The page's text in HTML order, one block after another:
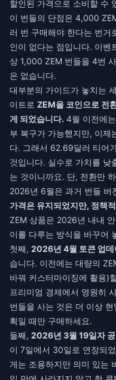
할인된 가격으로 소비할 수
이 번들의 단점은 4,000
러 번 구매해야 한다는 번거
인이 없다는 점입니다. 이벤
상 1,000 ZEM 번들을 4번
은 없습니다.
대부분의 가이드가 놓치는
이트로 ZEM을 코인으로 전
게 되었습니다. 4월 이전에
부 복구가 가능했지만, 이제
다. 그래서 62.69달러 티어
것입니다. 실수로 가치를 낮
는 것이니까요. 단, 전환만
2026년 6월은 과거 번들 버
가격은 유지되었지만, 정책
ZEM 상품은 2026년 내내
이를 다루는 방식을 바꾸어
첫째, 2026년 4월 토큰 업데
습니다. 이전에는 대량의
바꿔 커스터마이징에 활용)
프리미엄 경제에서 영원히
번들을 사는 것은 더 이상
획일 때만 구매하세요.
둘째, 2026년 3월 19일자 공
이 7일에서 30일로 연장되
게는 조용하지만 의미 있는